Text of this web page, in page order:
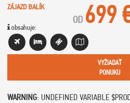
ZÁJAZD BALÍK
obsahuje:
OD 699
VYŽIADAŤ
PONUKU
WARNING: UNDEFINED VARIABLE